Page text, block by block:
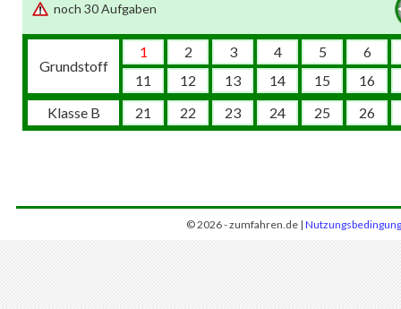
noch 30 Aufgaben
Grundstoff
1 2 3 4 5
6
11
12 13 14 15
16
Klasse B
21 22 23 24 25 26
© 2026 - zumfahren.de |